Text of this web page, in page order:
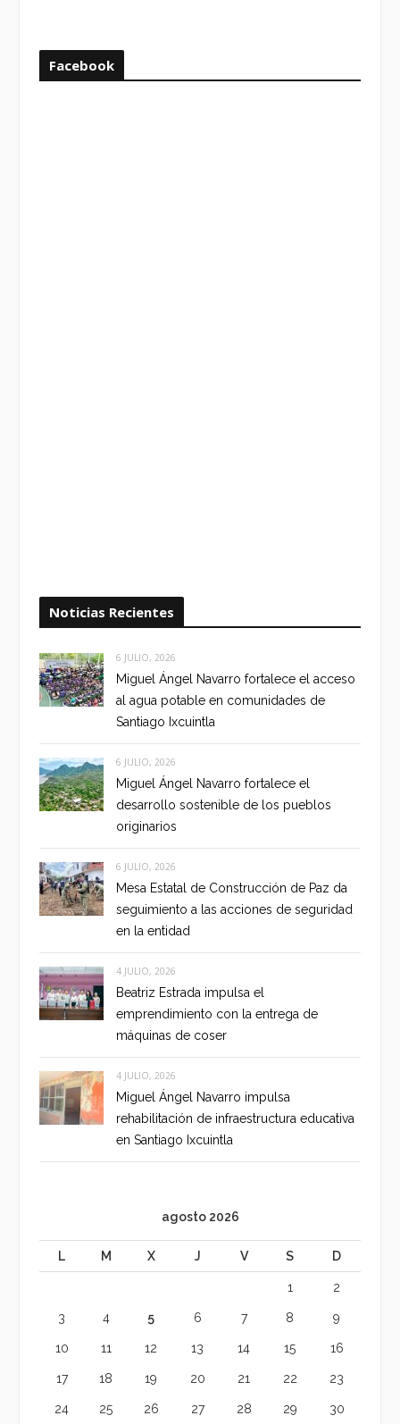
Facebook
Noticias Recientes
6 JULIO, 2026
Miguel Ángel Navarro fortalece el acceso
al agua potable en comunidades de
Santiago Ixcuintla
6 JULIO, 2026
Miguel Ángel Navarro fortalece el
desarrollo sostenible de los pueblos
originarios
6 JULIO, 2026
Mesa Estatal de Construcción de Paz da
seguimiento a las acciones de seguridad
en la entidad
4 JULIO, 2026
Beatriz Estrada impulsa el
emprendimiento con la entrega de
máquinas de coser
4 JULIO, 2026
Miguel Ángel Navarro impulsa
rehabilitación de infraestructura educativa
en Santiago Ixcuintla
agosto 2026
L M X J V S D
1 2
3 4 5 6 7 8 9
10 11 12 13 14 15 16
17 18 19 20 21 22 23
24 25 26 27 28 29 30